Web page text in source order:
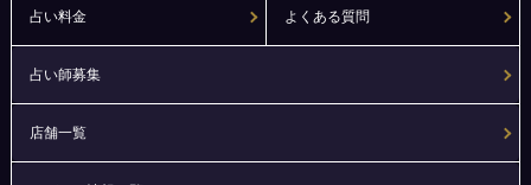
占い料金 よくある質問
占い師募集
店舗一覧